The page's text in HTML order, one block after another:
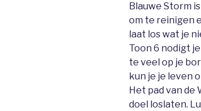
Blauwe Storm
om te reinigen
laat los wat je
Toon 6 nodigt
te veel op je
kun je je leven
Het pad van
doel loslaten.